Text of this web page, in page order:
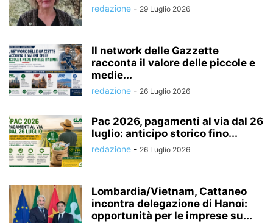
redazione - 29 Luglio 2026
Il network delle Gazzette
racconta il valore delle piccole e
medie...
redazione - 26 Luglio 2026
Pac 2026, pagamenti al via dal 26
luglio: anticipo storico fino...
redazione - 26 Luglio 2026
Lombardia/Vietnam, Cattaneo
incontra delegazione di Hanoi:
opportunità per le imprese su...